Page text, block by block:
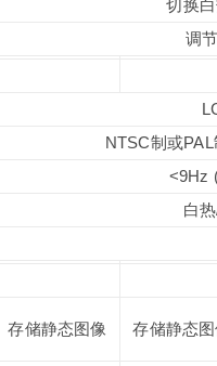
切换
调
NTSC制或
<9Hz
白
存储静态图像 存储静态图